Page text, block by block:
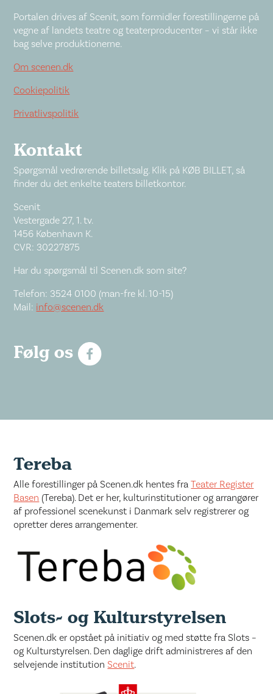
Portalen drives af Scenit, som formidler forestillingerne på
vegne af landets teatre og teaterproducenter – vi står ikke
bag selve produktionerne.
Om scenen.dk
Cookiepolitik
Privatlivspolitik
Kontakt
Spørgsmål vedrørende billetsalg. Klik på KØB BILLET, så
finder du det enkelte teaters billetkontor.
Scenit
Vestergade 27, 1. tv.
1456 København K.
CVR: 30227875
Har du spørgsmål til Scenen.dk som site?
Telefon: 3524 0100 (man-fre kl. 10-15)
Mail: info@scenen.dk
Følg os
Tereba
Alle forestillinger på Scenen.dk hentes fraTeater Register
Basen (Tereba). Det er her, kulturinstitutioner og arrangører
af professionel scenekunst i Danmark selv registrerer og
opretter deres arrangementer.
Slots- og Kulturstyrelsen
Scenen.dk er opstået på initiativ og med støtte fra Slots –
og Kulturstyrelsen. Den daglige drift administreres af den
selvejende institutionScenit.